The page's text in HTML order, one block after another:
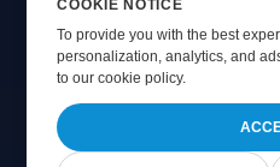
COOKIE NOTICE
To provide you with the best
personalization, analytics, and
toour cookie policy.